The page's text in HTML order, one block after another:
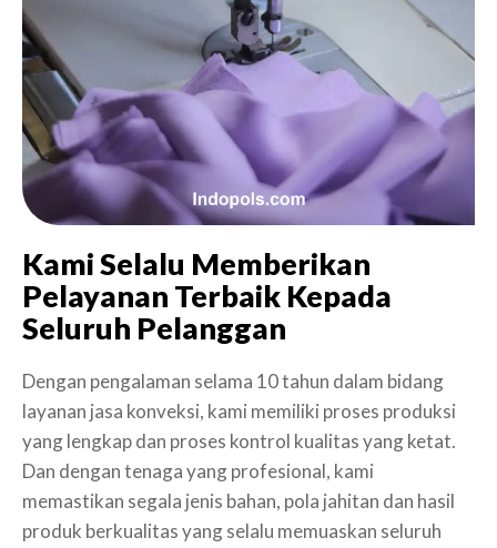
Kami Selalu Memberikan
Pelayanan Terbaik Kepada
Seluruh Pelanggan
Dengan pengalaman selama 10 tahun dalam bidang
layanan jasa konveksi, kami memiliki proses produksi
yang lengkap dan proses kontrol kualitas yang ketat.
Dan dengan tenaga yang profesional, kami
memastikan segala jenis bahan, pola jahitan dan hasil
produk berkualitas yang selalu memuaskan seluruh